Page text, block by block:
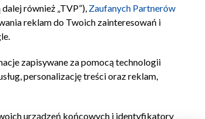
również „TVP”), Zaufanych Partnerów
reklam do Twoich zainteresowań i
zapisywane za pomocą technologii
personalizację treści oraz reklam,
urządzeń końcowych i identyfikatory